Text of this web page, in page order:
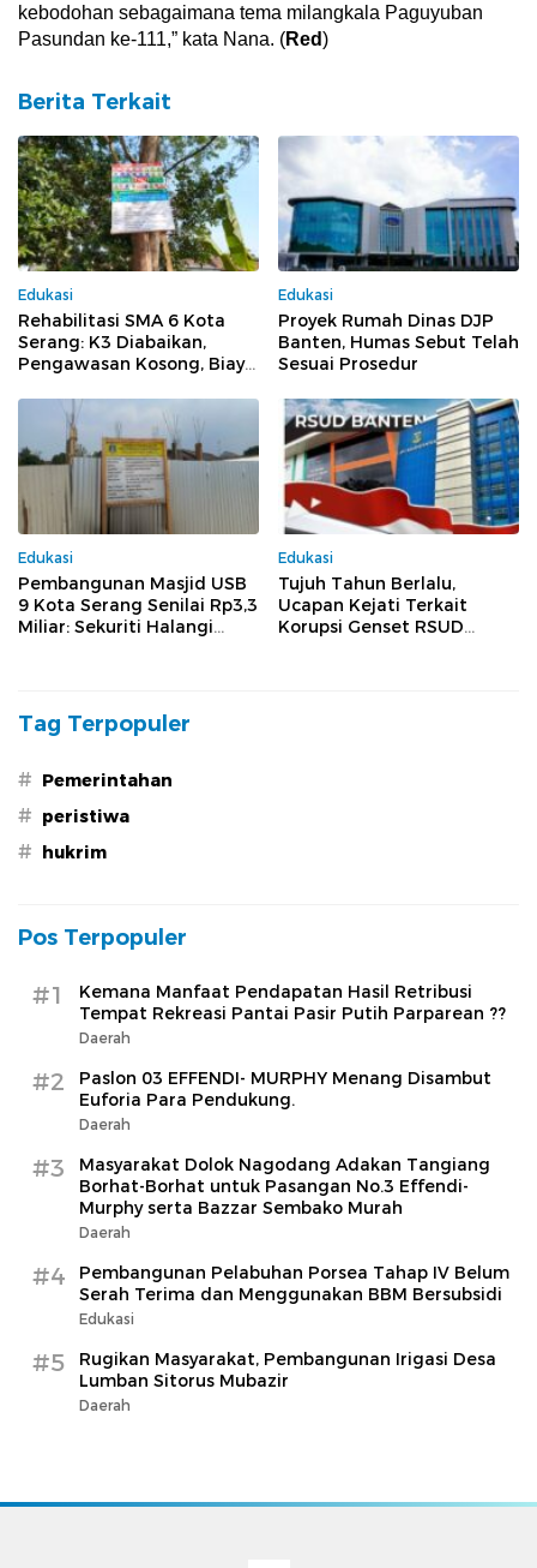
kebodohan sebagaimana tema milangkala Paguyuban
Pasundan ke-111,” kata Nana. (Red)
Berita Terkait
Edukasi
Rehabilitasi SMA 6 Kota
Serang: K3 Diabaikan,
Pengawasan Kosong, Biaya
Dikorupsi
Edukasi
Proyek Rumah Dinas DJP
Banten, Humas Sebut Telah
Sesuai Prosedur
Edukasi
Pembangunan Masjid USB
9 Kota Serang Senilai Rp3,3
Miliar: Sekuriti Halangi
Edukasi
Tujuh Tahun Berlalu,
Ucapan Kejati Terkait
Korupsi Genset RSUD
Tag Terpopuler
# Pemerintahan
# peristiwa
# hukrim
Pos Terpopuler
#1
Kemana Manfaat Pendapatan Hasil Retribusi
Tempat Rekreasi Pantai Pasir Putih Parparean ??
Daerah
#2
Paslon 03 EFFENDI- MURPHY Menang Disambut
Euforia Para Pendukung.
Daerah
#3
Masyarakat Dolok Nagodang Adakan Tangiang
Borhat-Borhat untuk Pasangan No.3 Effendi-
Murphy serta Bazzar Sembako Murah
Daerah
#4
Pembangunan Pelabuhan Porsea Tahap IV Belum
Serah Terima dan Menggunakan BBM Bersubsidi
Edukasi
#5
Rugikan Masyarakat, Pembangunan Irigasi Desa
Lumban Sitorus Mubazir
Daerah